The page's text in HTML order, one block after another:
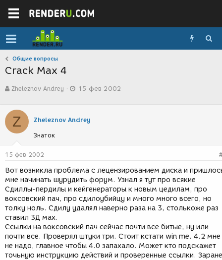
Общие вопросы
Crack Max 4
в
о
р
т
е
м
ы
Zheleznov Andrey
а
с
д
и
я
15 фев 2002
Z Zheleznov Andrey
Знаток
15 фев 2002
Вот возникла проблема с лецензированием диска и
мне начинать шурудить форум. Узнал я тут про всякие
Сдиллы-пердилы и кейгенераторы к новым цедилам, про
воксовский пач, про сдилоубийцу и много много всего, но
толку ноль. Сдилу удалял наверно раза на 3, столькоже раз
ставил 3Д мах.
Ссылки на воксовский пач сейчас почти все битые, ну или
почти все. Проверял штуки три. Стоит кстати win me. 4.2 мне
не надо, главное чтобы 4.0 запахало. Может кто подскажет
точьную инструкцию действий и проверенные ссылки.